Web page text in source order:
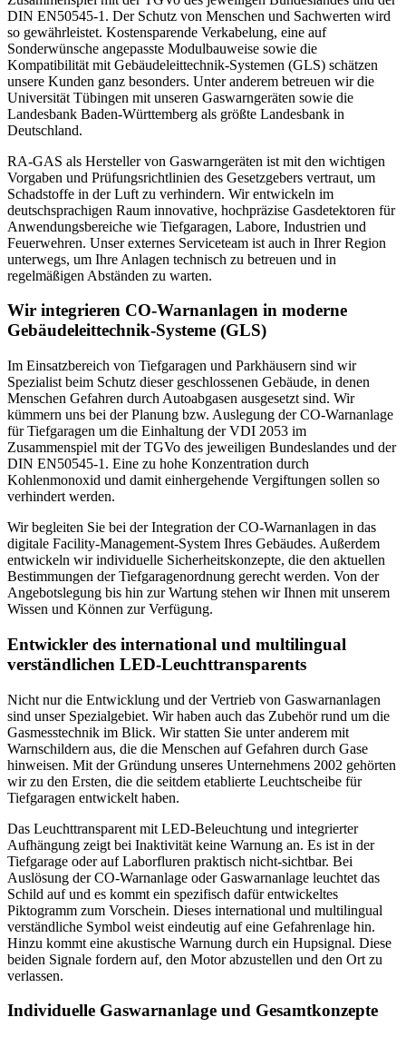
DIN EN50545-1. Der Schutz von Menschen und Sachwerten wird
so gewährleistet. Kostensparende Verkabelung, eine auf
Sonderwünsche angepasste Modulbauweise sowie die
Kompatibilität mit Gebäudeleittechnik-Systemen (GLS) schätzen
unsere Kunden ganz besonders. Unter anderem betreuen wir die
Universität Tübingen mit unseren Gaswarngeräten sowie die
Landesbank Baden-Württemberg als größte Landesbank in
Deutschland.
RA-GAS als Hersteller von Gaswarngeräten ist mit den wichtigen
Vorgaben und Prüfungsrichtlinien des Gesetzgebers vertraut, um
Schadstoffe in der Luft zu verhindern. Wir entwickeln im
deutschsprachigen Raum innovative, hochpräzise Gasdetektoren für
Anwendungsbereiche wie Tiefgaragen, Labore, Industrien und
Feuerwehren. Unser externes Serviceteam ist auch in Ihrer Region
unterwegs, um Ihre Anlagen technisch zu betreuen und in
regelmäßigen Abständen zu warten.
Wir integrieren CO-Warnanlagen in moderne
Gebäudeleittechnik-Systeme (GLS)
Im Einsatzbereich von Tiefgaragen und Parkhäusern sind wir
Spezialist beim Schutz dieser geschlossenen Gebäude, in denen
Menschen Gefahren durch Autoabgasen ausgesetzt sind. Wir
kümmern uns bei der Planung bzw. Auslegung der CO-Warnanlage
für Tiefgaragen um die Einhaltung der VDI 2053 im
Zusammenspiel mit der TGVo des jeweiligen Bundeslandes und der
DIN EN50545-1. Eine zu hohe Konzentration durch
Kohlenmonoxid und damit einhergehende Vergiftungen sollen so
verhindert werden.
Wir begleiten Sie bei der Integration der CO-Warnanlagen in das
digitale Facility-Management-System Ihres Gebäudes. Außerdem
entwickeln wir individuelle Sicherheitskonzepte, die den aktuellen
Bestimmungen der Tiefgaragenordnung gerecht werden. Von der
Angebotslegung bis hin zur Wartung stehen wir Ihnen mit unserem
Wissen und Können zur Verfügung.
Entwickler des international und multilingual
verständlichen LED-Leuchttransparents
Nicht nur die Entwicklung und der Vertrieb von Gaswarnanlagen
sind unser Spezialgebiet. Wir haben auch das Zubehör rund um die
Gasmesstechnik im Blick. Wir statten Sie unter anderem mit
Warnschildern aus, die die Menschen auf Gefahren durch Gase
hinweisen. Mit der Gründung unseres Unternehmens 2002 gehörten
wir zu den Ersten, die die seitdem etablierte Leuchtscheibe für
Tiefgaragen entwickelt haben.
Das Leuchttransparent mit LED-Beleuchtung und integrierter
Aufhängung zeigt bei Inaktivität keine Warnung an. Es ist in der
Tiefgarage oder auf Laborfluren praktisch nicht-sichtbar. Bei
Auslösung der CO-Warnanlage oder Gaswarnanlage leuchtet das
Schild auf und es kommt ein spezifisch dafür entwickeltes
Piktogramm zum Vorschein. Dieses international und multilingual
verständliche Symbol weist eindeutig auf eine Gefahrenlage hin.
Hinzu kommt eine akustische Warnung durch ein Hupsignal. Diese
beiden Signale fordern auf, den Motor abzustellen und den Ort zu
verlassen.
Individuelle Gaswarnanlage und Gesamtkonzepte